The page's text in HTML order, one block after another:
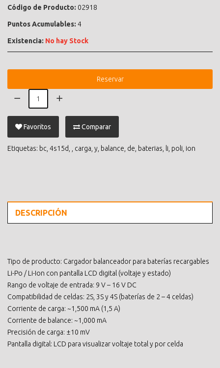
Código de Producto: 02918
Puntos Acumulables: 4
Existencia: No hay Stock
Reservar
Favoritos Comparar
Etiquetas: bc 4s15d carga y balance de baterias li poli ion
DESCRIPCIÓN
Tipo de producto: Cargador balanceador para baterías recargables
Li-Po / Li-Ion con pantalla LCD digital (voltaje y estado)
Rango de voltaje de entrada: 9 V – 16 V DC
Compatibilidad de celdas: 2S, 3S y 4S (baterías de 2 – 4 celdas)
Corriente de carga: ~1,500 mA (1,5 A)
Corriente de balance: ~1,000 mA
Precisión de carga: ±10 mV
Pantalla digital: LCD para visualizar voltaje total y por celda